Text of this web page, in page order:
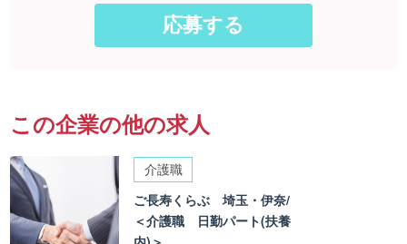
この企業の他の求人
介護職
ご長寿くらぶ 埼玉・伊奈/
＜介護職 日勤パート(扶養